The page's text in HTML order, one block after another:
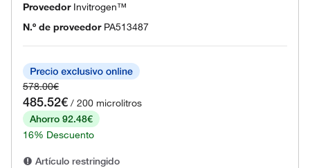
Proveedor Invitrogen™
N.º de proveedor PA513487
578.00€
485.52€ / 200 microlitros
Ahorro 92.48€
16% Descuento
Artículo restringido